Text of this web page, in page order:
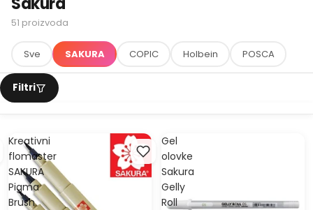
51 proizvoda
Sve SAKURA COPIC Holbein POSCA
Kreativni
flomaster
SAKURA
Pigma
Brush
Gel
olovke
Sakura
Gelly
Roll